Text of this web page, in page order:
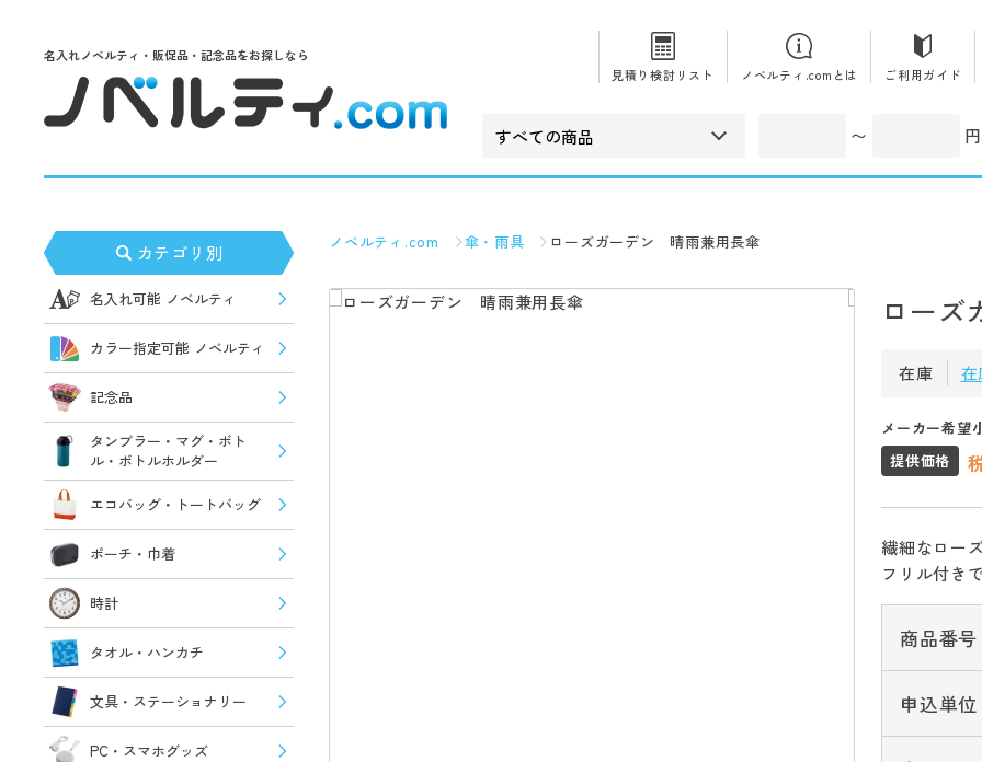
名入れノベルティ・販促品・記念品をお探しなら
見積り検討リスト
ノベルティ.comとは ご利用ガイド
〜 円
カテゴリ別
名入れ可能 ノベルティ
カラー指定可能 ノベルティ
記念品
タンブラー・マグ・ボト
ル・ボトルホルダー
エコバッグ・トートバッグ
ポーチ・巾着
時計
タオル・ハンカチ
文具・ステーショナリー
PC・スマホグッズ
ノベルティ.com 傘・雨具 ローズガーデン 晴雨兼用長傘
ロー
在庫
メーカー希望
提供価格
繊細なロー
フリル付き
商品番号
申込単位